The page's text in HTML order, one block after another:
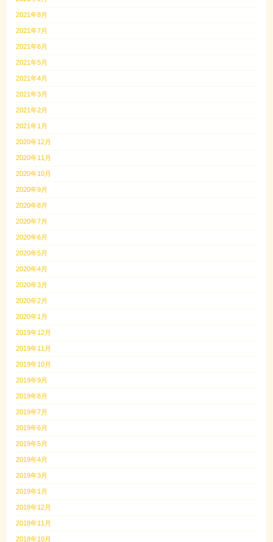
2021年8月
2021年7月
2021年6月
2021年5月
2021年4月
2021年3月
2021年2月
2021年1月
2020年12月
2020年11月
2020年10月
2020年9月
2020年8月
2020年7月
2020年6月
2020年5月
2020年4月
2020年3月
2020年2月
2020年1月
2019年12月
2019年11月
2019年10月
2019年9月
2019年8月
2019年7月
2019年6月
2019年5月
2019年4月
2019年3月
2019年1月
2018年12月
2018年11月
2018年10月